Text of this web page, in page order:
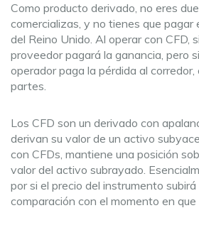
Como producto derivado, no eres
comercializas, y no tienes que pagar
del Reino Unido. Al operar con CFD,
proveedor pagará la ganancia, pero
operador paga la pérdida al
partes.
Los CFD son un derivado con
derivan su valor de un activo
con CFDs, mantiene una posición
valor del activo subrayado.
por si el precio del instrumento
comparación con el momento en